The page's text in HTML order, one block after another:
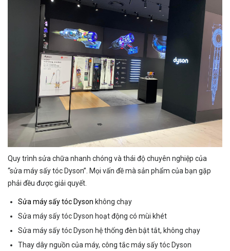
Quy trình sửa chữa nhanh chóng và thái độ chuyên nghiệp của
“sửa máy sấy tóc Dyson”. Mọi vấn đề mà sản phẩm của bạn gặp
phải đều được giải quyết.
Sửa máy sấy tóc Dyson không chạy
Sửa máy sấy tóc Dyson hoạt động có mùi khét
Sửa máy sấy tóc Dyson hệ thống đèn bật tắt, không chạy
Thay dây nguồn của máy, công tắc máy sấy tóc Dyson